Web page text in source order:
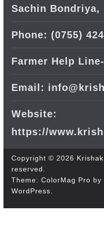
Sachin Bondriya,
Phone: (0755)
Farmer Help
Email:
Website:
https://
Copyright © 2026
reserved.
Theme: ColorMag Pro by
WordPress.